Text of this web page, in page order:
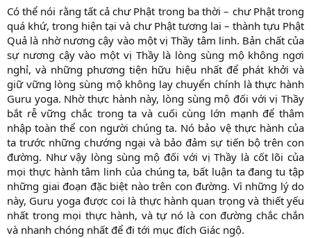
Có thể nói rằng tất cả chư Phật trong ba thời – chư Phật trong
quá khứ, trong hiện tại và chư Phật tương lai – thành tựu Phật
Quả là nhờ nương cậy vào một vị Thầy tâm linh. Bản chất của
sự nương cậy vào một vị Thầy là lòng sùng mộ không ngơi
nghỉ, và những phương tiện hữu hiệu nhất để phát khởi và
giữ vững lòng sùng mộ không lay chuyển chính là thực hành
Guru yoga. Nhờ thực hành này, lòng sùng mộ đối với vị Thầy
bắt rễ vững chắc trong ta và cuối cùng lớn mạnh để thâm
nhập toàn thể con người chúng ta. Nó bảo vệ thực hành của
ta trước những chướng ngại và bảo đảm sự tiến bộ trên con
đường. Như vậy lòng sùng mộ đối với vị Thầy là cốt lõi của
mọi thực hành tâm linh của chúng ta, bất luận ta đang tu tập
những giai đoạn đặc biệt nào trên con đường. Vì những lý do
này, Guru yoga được coi là thực hành quan trọng và thiết yếu
nhất trong mọi thực hành, và tự nó là con đường chắc chắn
và nhanh chóng nhất để đi tới mục đích Giác ngộ.